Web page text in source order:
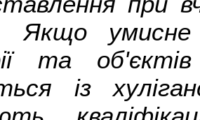
Якщо умисне
та об'єктів
із